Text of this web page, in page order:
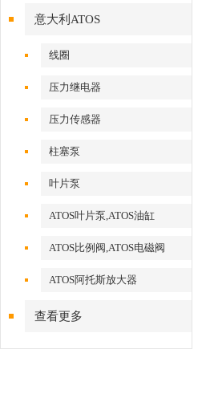
意大利ATOS
线圈
压力继电器
压力传感器
柱塞泵
叶片泵
ATOS叶片泵,ATOS油缸
ATOS比例阀,ATOS电磁阀
ATOS阿托斯放大器
查看更多